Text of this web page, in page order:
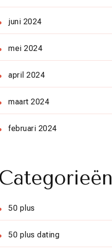
juni 2024
mei 2024
april 2024
maart 2024
februari 2024
Categorieën
50 plus
50 plus dating